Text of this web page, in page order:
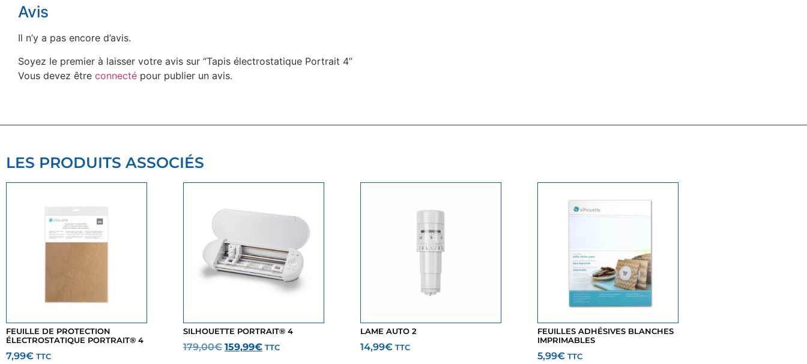
Avis
Il n’y a pas encore d’avis.
Soyez le premier à laisser votre avis sur “Tapis électrostatique Portrait 4”
Vous devez être connecté pour publier un avis.
LES PRODUITS ASSOCIÉS
FEUILLE DE PROTECTION
ÉLECTROSTATIQUE PORTRAIT® 4
7,99€ TTC
SILHOUETTE PORTRAIT® 4
179,00€ 159,99€ TTC
LAME AUTO 2
14,99€ TTC
FEUILLES ADHÉSIVES BLANCHES
IMPRIMABLES
5,99€ TTC